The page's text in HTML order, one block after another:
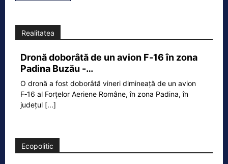
Realitatea
Dronă doborâtă de un avion F‑16 în zona
Padina Buzău -…
O dronă a fost doborâtă vineri dimineață de un avion
F‑16 al Forțelor Aeriene Române, în zona Padina, în
județul [...]
Ecopolitic